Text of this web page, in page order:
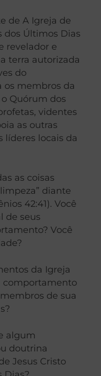
de A Igreja de
dos Últimos Dias
revelador e
terra autorizada
do
os membros da
Quórum dos
videntes
as outras
líderes locais da
as coisas
diante
42:41). Você
de seus
Você
da Igreja
comportamento
de sua
algum
doutrina
Jesus Cristo